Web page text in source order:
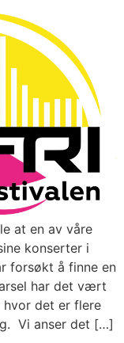
at en av våre
konserter i
forsøkt å finne en
har det vært
det er flere
Vi anser det […]